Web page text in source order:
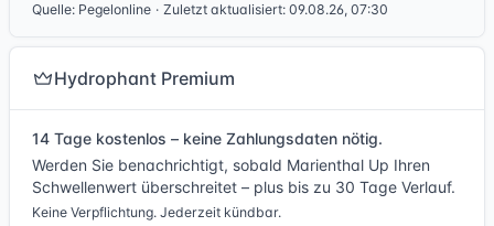
Quelle: Pegelonline · Zuletzt aktualisiert: 09.08.26, 07:30
Hydrophant Premium
14 Tage kostenlos – keine Zahlungsdaten nötig.
Werden Sie benachrichtigt, sobald Marienthal Up Ihren
Schwellenwert überschreitet – plus bis zu 30 Tage Verlauf.
Keine Verpflichtung. Jederzeit kündbar.